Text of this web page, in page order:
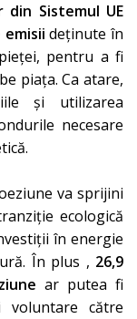
Sistemul UE
deținute în
pentru a fi
piața. Ca atare,
și utilizarea
necesare
va sprijini
ecologică
în energie
În plus , 26,9
ar putea fi
voluntare către